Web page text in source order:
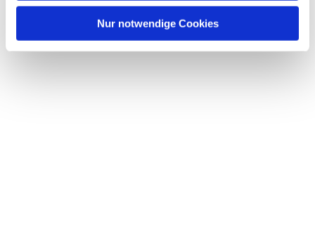
Nur notwendige Cookies